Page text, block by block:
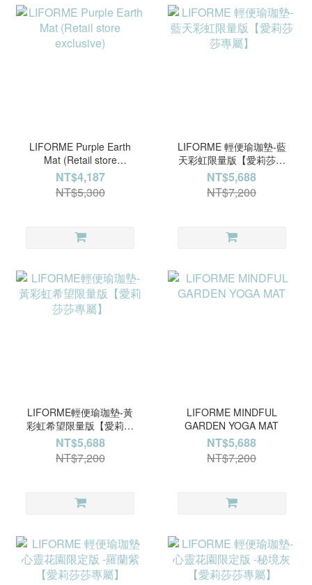
LIFORME Purple Earth
Mat (Retail store
exclusive)
NT$4,187
NT$5,300
LIFORME 輕便瑜珈墊-藍
天彩虹限量版【愛莉莎莎
專屬】
NT$5,688
NT$7,200
LIFORME輕便瑜珈墊-黃
彩虹希望限量版【愛莉莎
莎專屬】
NT$5,688
NT$7,200
LIFORME MINDFUL
GARDEN YOGA MAT
NT$5,688
NT$7,200